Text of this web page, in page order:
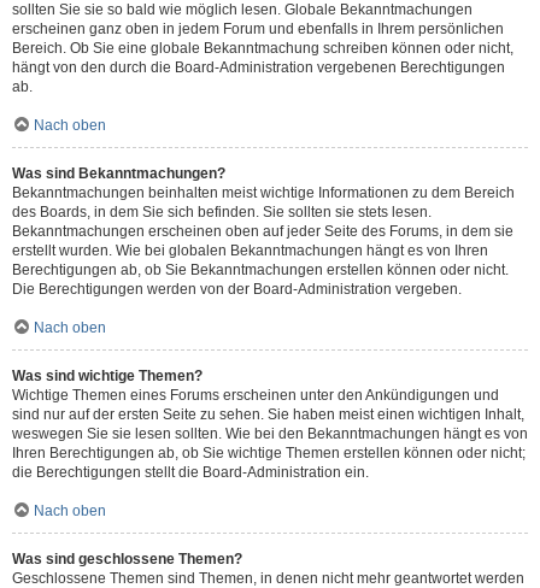
sollten Sie sie so bald wie möglich lesen. Globale Bekanntmachungen
erscheinen ganz oben in jedem Forum und ebenfalls in Ihrem persönlichen
Bereich. Ob Sie eine globale Bekanntmachung schreiben können oder nicht,
hängt von den durch die Board-Administration vergebenen Berechtigungen
ab.
Nach oben
Was sind Bekanntmachungen?
Bekanntmachungen beinhalten meist wichtige Informationen zu dem Bereich
des Boards, in dem Sie sich befinden. Sie sollten sie stets lesen.
Bekanntmachungen erscheinen oben auf jeder Seite des Forums, in dem sie
erstellt wurden. Wie bei globalen Bekanntmachungen hängt es von Ihren
Berechtigungen ab, ob Sie Bekanntmachungen erstellen können oder nicht.
Die Berechtigungen werden von der Board-Administration vergeben.
Nach oben
Was sind wichtige Themen?
Wichtige Themen eines Forums erscheinen unter den Ankündigungen und
sind nur auf der ersten Seite zu sehen. Sie haben meist einen wichtigen Inhalt,
weswegen Sie sie lesen sollten. Wie bei den Bekanntmachungen hängt es von
Ihren Berechtigungen ab, ob Sie wichtige Themen erstellen können oder nicht;
die Berechtigungen stellt die Board-Administration ein.
Nach oben
Was sind geschlossene Themen?
Geschlossene Themen sind Themen, in denen nicht mehr geantwortet werden